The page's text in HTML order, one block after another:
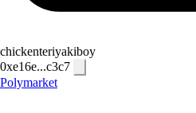
chickenteriyakiboy
0xe16e...c3c7
Polymarket